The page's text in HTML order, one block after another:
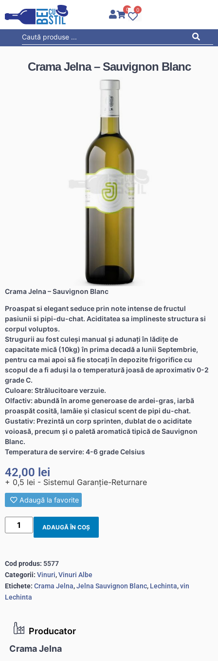
0 0
Producator
Crama Jelna
Crama Jelna – Sauvignon Blanc
Crama Jelna – Sauvignon Blanc
Proaspat si elegant seduce prin note intense de fructul
pasiunii si pipi-du-chat. Aciditatea sa implineste structura si
corpul voluptos.
Strugurii au fost culeși manual și adunaţi în lădiţe de
capacitate mică (10kg) în prima decadă a lunii Septembrie,
pentru ca mai apoi să fie stocaţi în depozite frigorifice cu
scopul de a fi aduși la o temperatură joasă de aproximativ 0-2
grade C.
Culoare: Strălucitoare verzuie.
Olfactiv: abundă în arome generoase de ardei-gras, iarbă
proaspăt cosită, lamâie şi clasicul scent de pipi du-chat.
Gustativ: Prezintă un corp sprinten, dublat de o aciditate
voioasă, precum şi o paletă aromatică tipică de Sauvignon
Blanc.
Temperatura de servire: 4-6 grade Celsius
42,00 lei
+ 0,5 lei - Sistemul Garanție-Returnare
Adaugă la favorite
ADAUGĂ ÎN COȘ
Cod produs: 5577
Categorii: Vinuri,Vinuri Albe
Etichete: Crama Jelna,Jelna Sauvignon Blanc, Lechinta,vin
Lechinta